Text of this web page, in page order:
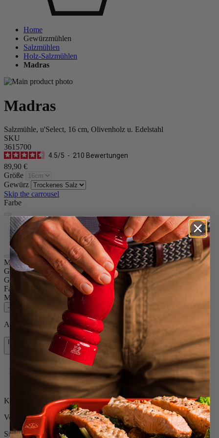
Home
Gewürzmühlen
Salzmühlen
Holz-Salzmühlen
Madras
Madras
Salzmühle, u'Select, 16 cm, Olivenholz u. Edelstahl
SKU
3615700
4.5/5 - 210 Bewertungen
89,90 €
Größe
Gewürz
Skip the carrousel
Farbe
Olivenholz
Schokolade
Madras
Größe 16cm
Gewürz
Trockenes Salz
Farbe
Menge
–
Auf Lager und bereit, zu Ihnen nach Hause geliefert zu werden.
In den Warenkorb
Kostenlose Lieferung bei Einkäufen über 50 €
Kostenlose Rücksendungen
Versand innerhalb von 24 bis 48 Stunden
Sichere Zahlung